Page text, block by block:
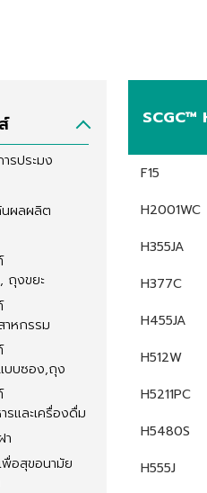
รประมง
ผลผลิต
ถุงขยะ
าหกรรม
บซอง,ถุง
รและเครื่องดื่ม
อสุขอนามัย
SCGC™
F15
H2001WC
H355JA
H377C
H455JA
H512W
H5211PC
H5480S
H555J
SCGC™